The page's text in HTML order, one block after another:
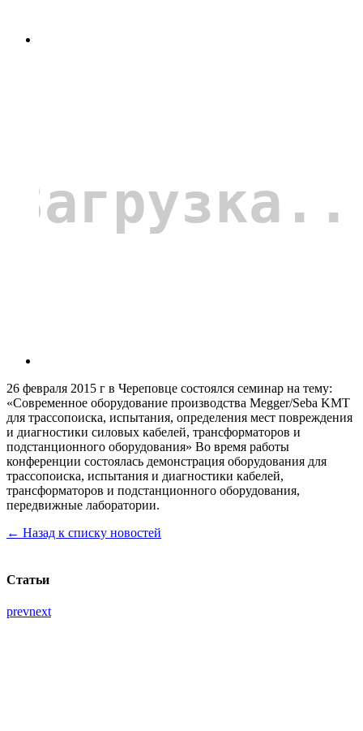
26 февраля 2015 г в Череповце состоялся семинар на тему:
«Современное оборудование производства Megger/Seba KMT
для трассопоиска, испытания, определения мест повреждения
и диагностики силовых кабелей, трансформаторов и
подстанционного оборудования» Во время работы
конференции состоялась демонстрация оборудования для
трассопоиска, испытания и диагностики кабелей,
трансформаторов и подстанционного оборудования,
передвижные лаборатории.
← Назад к списку новостей
Статьи
prevnext